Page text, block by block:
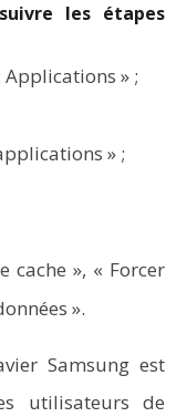
les étapes
» ;
» ;
cache », « Forcer
».
Samsung est
utilisateurs de